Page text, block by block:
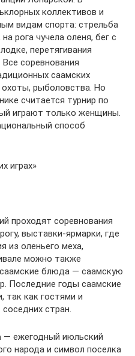
коллективов и
видам спорта: стрельба
рога чучела оленя, бег с
перетягивания
соревнования
саамских
рыболовства. Но
считается турнир по
играют только женщины.
способ
играх»
проходят соревнования
выставки-ярмарки, где
из оленьего меха,
можно также
блюда — саамскую
Последние годы саамские
так как гостями и
стран.
— ежегодный июльский
народа и символ поселка